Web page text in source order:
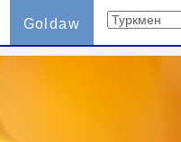
Goldaw